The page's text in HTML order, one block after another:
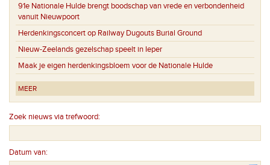
91e Nationale Hulde brengt boodschap van vrede en verbondenheid
vanuit Nieuwpoort
Herdenkingsconcert op Railway Dugouts Burial Ground
Nieuw-Zeelands gezelschap speelt in Ieper
Maak je eigen herdenkingsbloem voor de Nationale Hulde
MEER
Zoek nieuws via trefwoord:
Datum van: